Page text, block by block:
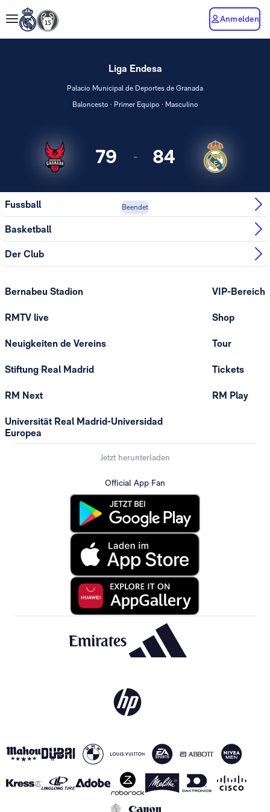
Anmelden
Liga Endesa
Palacio Municipal de Deportes de Granada
Baloncesto · Primer Equipo · Masculino
79 - 84
Beendet
Fussball
Basketball
Der Club
Bernabeu Stadion
RMTV live
Neuigkeiten de Vereins
Stiftung Real Madrid
RM Next
Universität Real Madrid-Universidad
Europea
VIP-Bereich
Shop
Tour
Tickets
RM Play
Jetzt herunterladen
Official App Fan